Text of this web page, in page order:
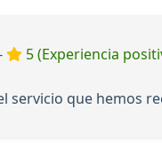
5 (Experiencia
servicio que hemos